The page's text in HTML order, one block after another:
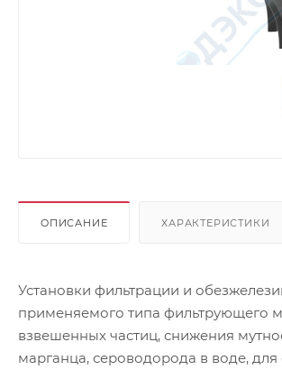
ОПИСАНИЕ ХАРАКТЕРИСТИКИ
Установки фильтрации и
применяемого типа фильтрующего
взвешенных частиц, снижения
марганца, сероводорода в воде,